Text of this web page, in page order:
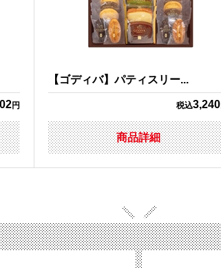
円
【ゴディバ】パティスリー...
税込3,240
商品詳細